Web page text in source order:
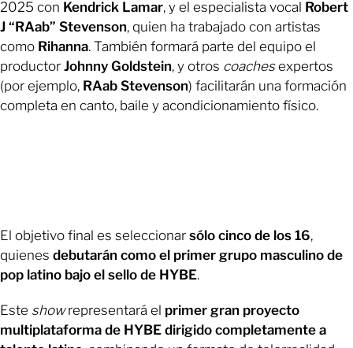
2025 con Kendrick Lamar, y el especialista vocal Robert
J “RAab” Stevenson, quien ha trabajado con artistas
como Rihanna. También formará parte del equipo el
productor Johnny Goldstein, y otros coachesexpertos
(por ejemplo, RAab Stevenson) facilitarán una formación
completa en canto, baile y acondicionamiento físico.
El objetivo final es seleccionar sólo cinco de los 16,
quienes debutarán como el primer grupo masculino de
pop latino bajo el sello de HYBE.
Este showrepresentará el primer gran proyecto
multiplataforma de HYBE dirigido completamente a